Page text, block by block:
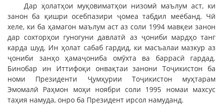
Дар ҳолатҳои муқовиматҳои низомӣ маълум аст, ки
занон ба қишри осебпазири ҷомеа табдил меёбанд. Чӣ
хеле, ки ба ҳамагон маълум аст аз соли 1994 мавқеи занон
дар сохторҳои гуногуни давлатӣ аз ҷониби мардҳо танг
карда шуд. Ин ҳолат сабаб гардид, ки масъалаи мазкур аз
ҷониби занҳо ҳамаҷониба омӯхта ва баррасӣ гардад.
Бинобар ин Иттифоқи онвақтаи занони Тоҷикистон ба
номи Президенти Ҷумҳурии Тоҷикистон муҳтарам
Эмомалӣ Раҳмон моҳи ноябри соли 1995 номаи махсус
таҳия намуда, онро ба Президент ирсол намуданд.